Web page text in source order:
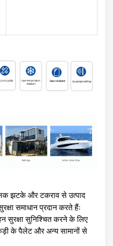
झटके और टकराव से उत्पाद
समाधान प्रदान करते हैंः
सुरक्षा सुनिश्चित करने के लिए
के पैलेट और अन्य सामानों से